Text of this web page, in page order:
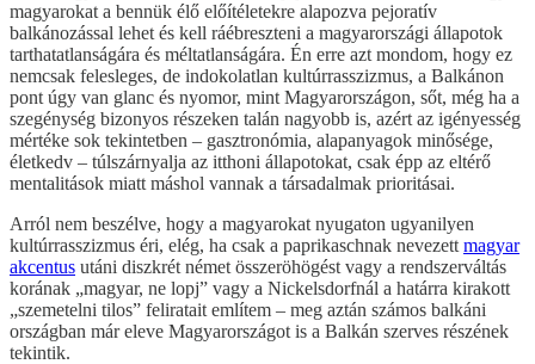
magyarokat a bennük élő előítéletekre alapozva pejoratív
balkánozással lehet és kell ráébreszteni a magyarországi állapotok
tarthatatlanságára és méltatlanságára. Én erre azt mondom, hogy ez
nemcsak felesleges, de indokolatlan kultúrrasszizmus, a Balkánon
pont úgy van glanc és nyomor, mint Magyarországon, sőt, még ha a
szegénység bizonyos részeken talán nagyobb is, azért az igényesség
mértéke sok tekintetben – gasztronómia, alapanyagok minősége,
életkedv – túlszárnyalja az itthoni állapotokat, csak épp az eltérő
mentalitások miatt máshol vannak a társadalmak prioritásai.
Arról nem beszélve, hogy a magyarokat nyugaton ugyanilyen
kultúrrasszizmus éri, elég, ha csak a paprikaschnak nevezett magyar
akcentus utáni diszkrét német összeröhögést vagy a rendszerváltás
korának „magyar, ne lopj” vagy a Nickelsdorfnál a határra kirakott
„szemetelni tilos” feliratait említem – meg aztán számos balkáni
országban már eleve Magyarországot is a Balkán szerves részének
tekintik.